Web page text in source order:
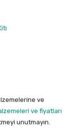
ve
ve fiyatları
unutmayın.